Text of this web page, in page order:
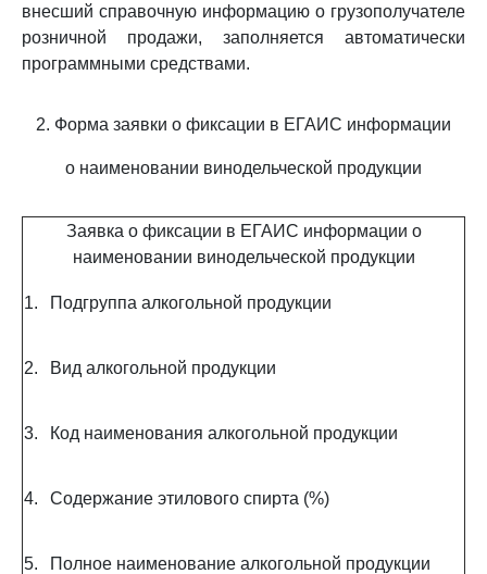
внесший справочную информацию о грузополучателе
розничной продажи, заполняется автоматически
программными средствами.
2. Форма заявки о фиксации в ЕГАИС информации
о наименовании винодельческой продукции
Заявка о фиксации в ЕГАИС информации о
наименовании винодельческой продукции
1. Подгруппа алкогольной продукции
2. Вид алкогольной продукции
3. Код наименования алкогольной продукции
4. Содержание этилового спирта (%)
5. Полное наименование алкогольной продукции